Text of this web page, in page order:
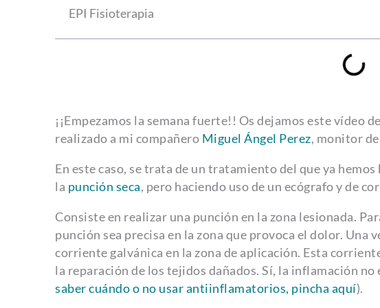
EPI Fisioterapia
¡¡Empezamos la semana fuerte!! Os dejamos este
realizado a mi compañero Miguel Ángel Perez, monitor
En este caso, se trata de un tratamiento del que ya
la punción seca, pero haciendo uso de un ecógrafo y de
Consiste en realizar una punción en la zona lesionada.
punción sea precisa en la zona que provoca el dolor. Una
corriente galvánica en la zona de aplicación. Esta
la reparación de los tejidos dañados. Sí, la inflamación no
saber cuándo o no usar antiinflamatorios, pincha aquí).